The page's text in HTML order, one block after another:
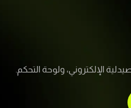
الإلكتروني، ولوحة التحكم.